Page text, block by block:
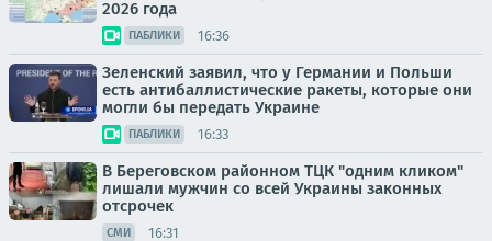
2026 года
ПАБЛИКИ 16:36
Зеленский заявил, что у Германии и Польши
есть антибаллистические ракеты, которые они
могли бы передать Украине
ПАБЛИКИ 16:33
В Береговском районном ТЦК "одним кликом"
лишали мужчин со всей Украины законных
отсрочек
СМИ 16:31